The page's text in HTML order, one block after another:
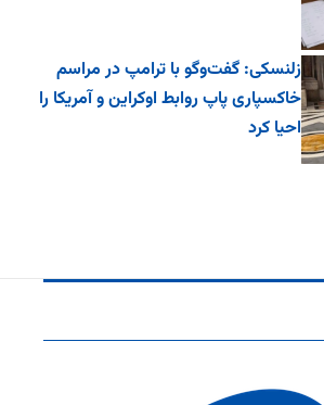
زلنسکی: گفت‌وگو با ترامپ در مراسم
خاکسپاری پاپ روابط اوکراین و آمریکا را
احیا کرد